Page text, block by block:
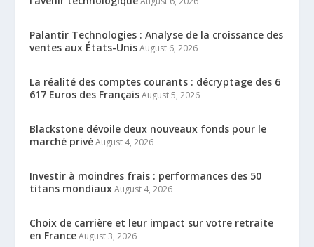
Palantir Technologies : Analyse de la croissance des
ventes aux États-Unis August 6, 2026
La réalité des comptes courants : décryptage des 6
617 Euros des Français August 5, 2026
Blackstone dévoile deux nouveaux fonds pour le
marché privé August 4, 2026
Investir à moindres frais : performances des 50
titans mondiaux August 4, 2026
Choix de carrière et leur impact sur votre retraite
en France August 3, 2026